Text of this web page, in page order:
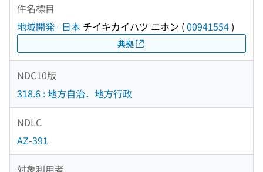
件名標目
地域開発--日本 チイキカイハツ ニホン (00941554)
典拠
NDC10版
318.6 : 地方自治．地方行政
NDLC
AZ-391
対象利用者